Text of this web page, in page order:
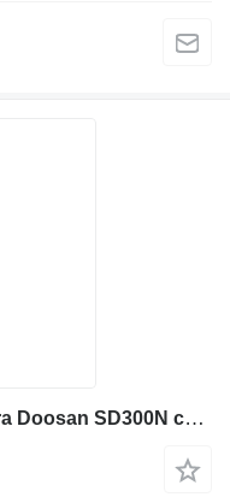
301005-00537 faro delantero para Doosan SD300N cargadora de ruedas